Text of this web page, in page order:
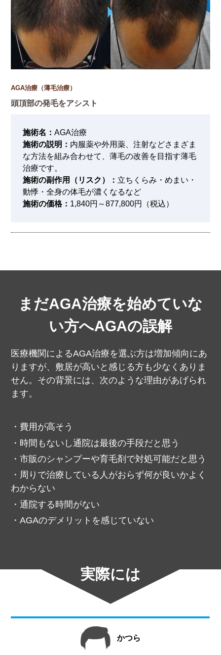
AGA治療（薄毛治療）
頭頂部の発毛をアシスト
施術名：AGA治療
施術の説明： 内服薬や外用薬、注射などさまざま
な方法を組み合わせて、薄毛の改善を目指す薄毛
治療です。
施術の副作用（リスク）： 立ちくらみ・めまい・
動悸・全身の体毛が濃くなるなど
施術の価格： 1,840円～877,800円（税込）
まだAGA治療を始めていな
い方へAGAの誤解
医療機関によるAGA治療を選ぶ方は増加傾向にあ
りますが、敷居が高いと感じる方も少なくありま
せん。 その背景には、次のような理由があげられ
ます。
費用が高そう
時間もないし通院は最後の手段だと思う
市販のシャンプーや育毛剤で対処可能だと思う
周りで治療している人がおらず何が良いかよく
わからない
通院する時間がない
AGAのデメリットを感じていない
実際には
かつら